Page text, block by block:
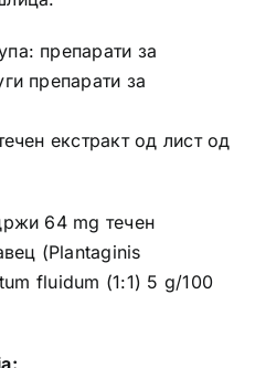
препарати за
препарати за
екстракт од лист од
64 mg течен
(Plantaginis
fluidum (1:1) 5 g/100